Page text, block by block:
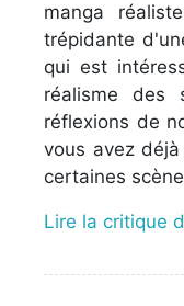
manga
trépidante
qui est
réalisme des
réflexions de
vous avez
certaines
Lire la critique